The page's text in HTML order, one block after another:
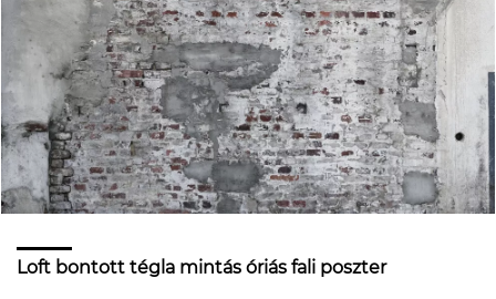
Loft bontott tégla mintás óriás fali poszter